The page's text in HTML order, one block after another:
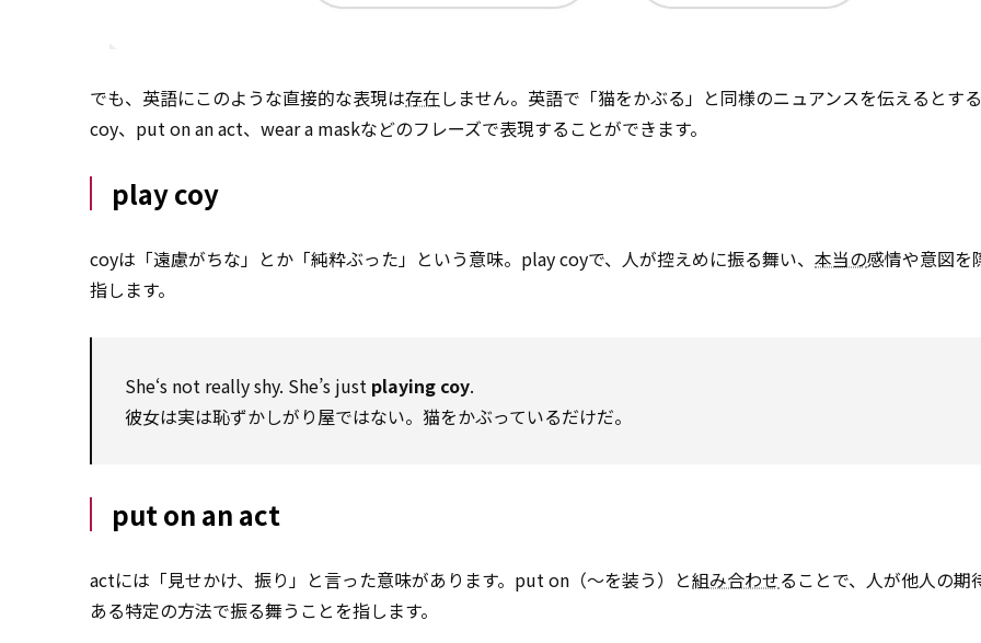
でも、英語にこのような直接的な表現は存在しません。英語で「猫をかぶる」と同様のニュアンスを伝えるとす
coy、put on an act、wear a maskなどのフレーズで表現することができます。
play coy
coyは「遠慮がちな」とか「純粋ぶった」という意味。play coyで、人が控えめに振る舞い、 本当の感情や意図を
指します。
She‘s not really shy. She’s just playing coy.
彼女は実は恥ずかしがり屋ではない。猫をかぶっているだけだ。
put on an act
actには「見せかけ、振り」と言った意味があります。put on（～を装う）と組み合わせることで、人が他人の期
ある特定の方法で振る舞うことを指します。